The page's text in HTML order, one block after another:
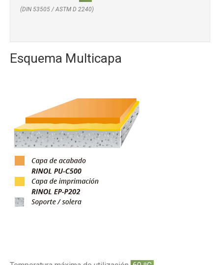
(DIN 53505 / ASTM D 2240)
Esquema Multicapa